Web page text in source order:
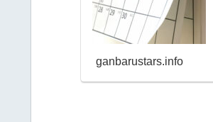
ganbarustars.info